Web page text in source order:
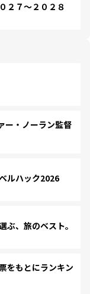
７～２０２８
ー・ノーラン監督
ルハック2026
、旅のベスト。
をもとにランキン